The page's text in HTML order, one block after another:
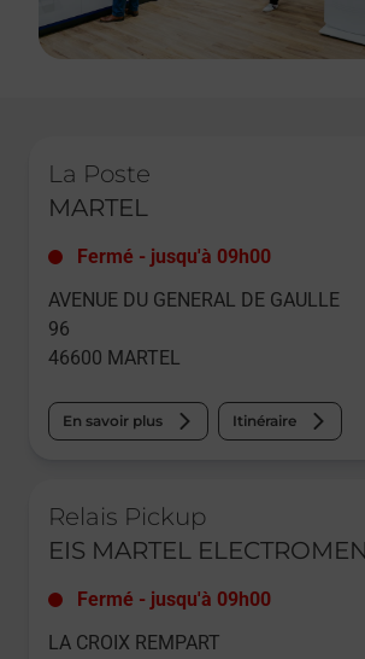
La Poste
MARTEL
Fermé - jusqu'à 09h00
AVENUE DU GENERAL DE GAULLE
96
46600 MARTEL
En savoir plus Itinéraire
Relais Pickup
EIS MARTEL
Fermé - jusqu'à 09h00
LA CROIX REMPART